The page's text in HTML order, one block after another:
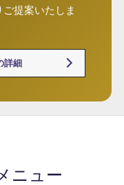
提案いたしま
詳細
ニュー